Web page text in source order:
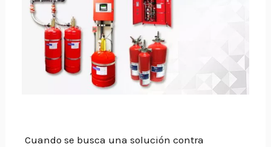
Cuando se busca una solución contra